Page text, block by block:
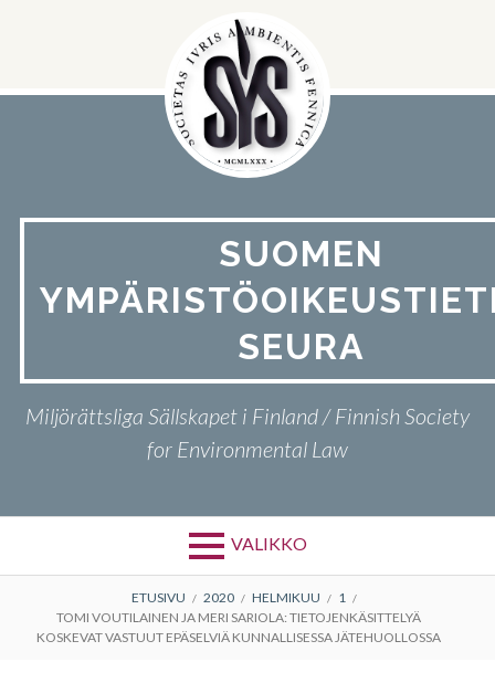
SUOMEN
SEURA
Miljörättsliga Sällskapet i Finland / Finnish Society
for Environmental Law
VALIKKO
MURUPOLKU
ETUSIVU 2020 HELMIKUU
1
TOMI VOUTILAINEN JA MERI SARIOLA: TIETOJENKÄSITTELYÄ
KOSKEVAT VASTUUT EPÄSELVIÄ KUNNALLISESSA JÄTEHUOLLOSSA